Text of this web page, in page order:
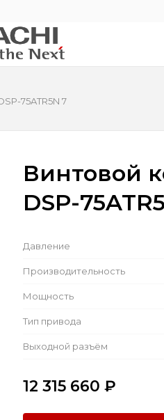
75ATR5N 7
Винтовой
DSP-
Давление
Производительность
Мощность
Тип привода
Выходной разъём
12 315 660 ₽